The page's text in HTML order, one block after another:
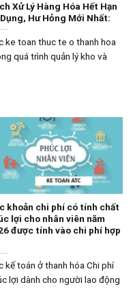
Xử Lý Hàng Hóa Hết Hạn
Hư Hỏng Mới Nhất:
ke toan thuc te o thanh hoa
quá trình quản lý kho và
khoản chi phí có tính chất
lợi cho nhân viên năm
được tính vào chi phí hợp
kế toán ở thanh hóa Chi phí
lợi dành cho người lao động